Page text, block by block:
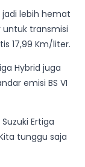
jadi lebih hemat
untuk transmisi
17,99 Km/liter.
Hybrid juga
emisi BS VI
Ertiga
tunggu saja